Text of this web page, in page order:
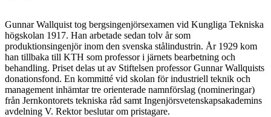
Gunnar Wallquist tog bergsingenjörsexamen vid Kungliga Tekniska
högskolan 1917. Han arbetade sedan tolv år som
produktionsingenjör inom den svenska stålindustrin. År 1929 kom
han tillbaka till KTH som professor i järnets bearbetning och
behandling. Priset delas ut av Stiftelsen professor Gunnar Wallquists
donationsfond. En kommitté vid skolan för industriell teknik och
management inhämtar tre orienterade namnförslag (nomineringar)
från Jernkontorets tekniska råd samt Ingenjörsvetenskapsakademins
avdelning V. Rektor beslutar om pristagare.